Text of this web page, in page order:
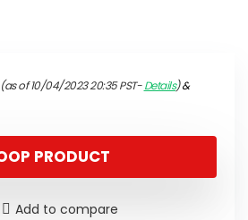
of 10/04/2023 20:35 PST-Details)&
PRODUCT
Add to compare